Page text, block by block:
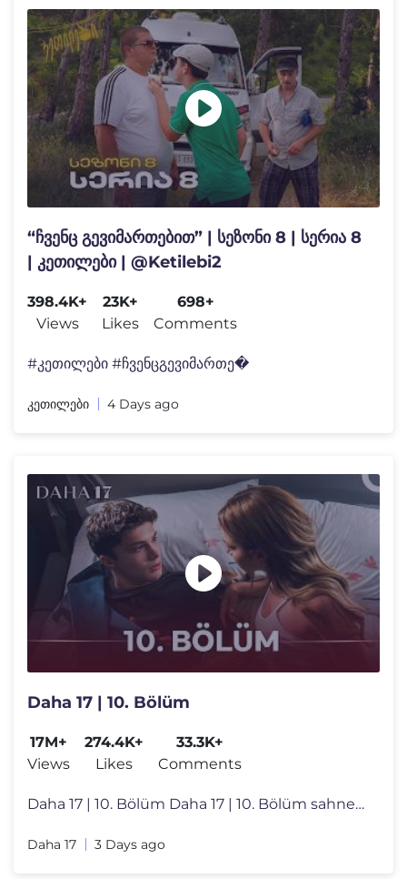
“ჩვენც გევიმართებით” | სეზონი 8 | სერია 8
| კეთილები | @Ketilebi2
398.4K+
Views
23K+
Likes
698+
Comments
#კეთილები #ჩვენცგევიმართე�
კეთილები 4 Days ago
Daha 17 | 10. Bölüm
17M+
Views
274.4K+
Likes
33.3K+
Comments
Daha 17 | 10. Bölüm Daha 17 | 10. Bölüm sahnelerini izlemek için
Daha 17 3 Days ago